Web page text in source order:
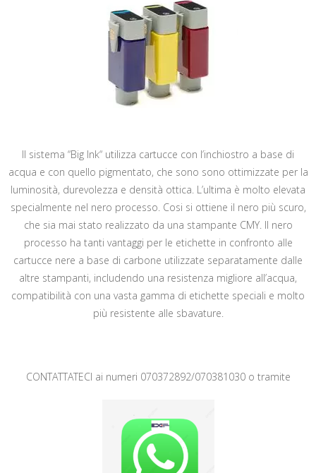
Il sistema “Big Ink“ utilizza cartucce con l’inchiostro a base di
acqua e con quello pigmentato, che sono sono ottimizzate per la
luminosità, durevolezza e densità ottica. L’ultima è molto elevata
specialmente nel nero processo. Cosi si ottiene il nero più scuro,
che sia mai stato realizzato da una stampante CMY. Il nero
processo ha tanti vantaggi per le etichette in confronto alle
cartucce nere a base di carbone utilizzate separatamente dalle
altre stampanti, includendo una resistenza migliore all’acqua,
compatibilità con una vasta gamma di etichette speciali e molto
più resistente alle sbavature.
CONTATTATECI ai numeri 070372892/070381030 o tramite